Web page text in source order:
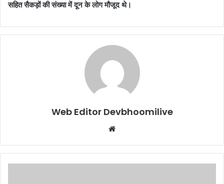
सहित सैकड़ों की संख्या में दून के लोग मौजूद थे।
Web Editor Devbhoomilive
Website